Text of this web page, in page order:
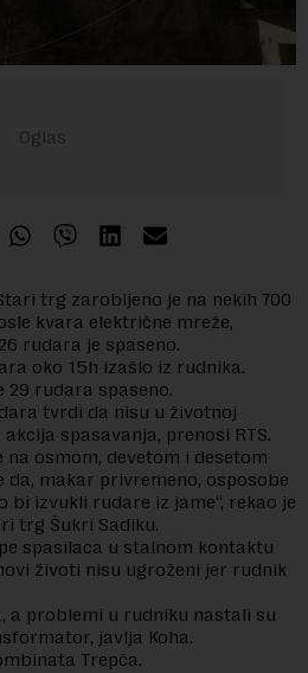
trg zarobljeno je na nekih 700
kvara električne mreže,
rudara je spaseno.
oko 15h izašlo iz rudnika.
29 rudara spaseno.
tvrdi da nisu u životnoj
spasavanja, prenosi RTS.
na osmom, devetom i desetom
da, makar privremeno, osposobe
bi izvukli rudare iz jame“, rekao je
trg Šukri Sadiku.
spasilaca u stalnom kontaktu
životi nisu ugroženi jer rudnik
a problemi u rudniku nastali su
javlja Koha.
Trepča.